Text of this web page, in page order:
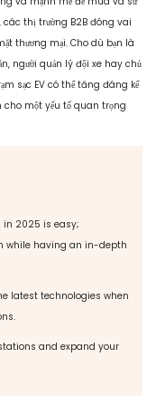
các thị trường B2B đóng vai
thương mại. Cho dù bạn là
người quản lý đội xe hay chủ
sạc EV có thể tăng đáng kể
một yếu tố quan trọng
in 2025 is easy;
while having an in-depth
latest technologies when
and expand your